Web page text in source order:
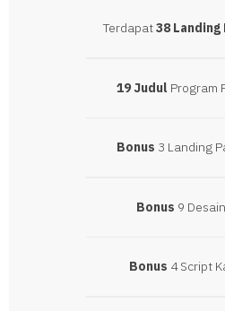
Terdapat38 Landing
19 Judul Program
Bonus 3 Landing
Bonus 9
Bonus 4 Script